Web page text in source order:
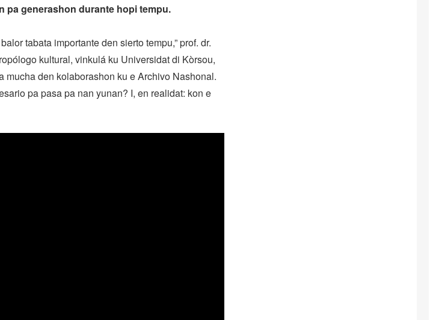
pa generashon durante hopi tempu.
tabata importante den sierto tempu,” prof. dr.
kultural, vinkulá ku Universidat di Kòrsou,
mucha den kolaborashon ku e Archivo Nashonal.
pa pasa pa nan yunan? I, en realidat: kon e